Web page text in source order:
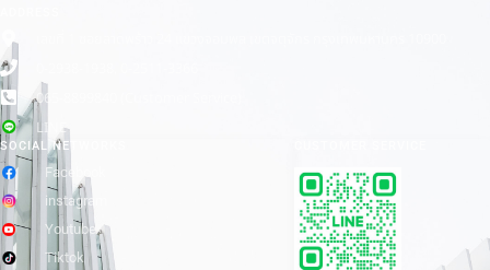
065-8899840 (Customer Service)
LINE
SOCIAL NETWORKS
Facebook
instagram
Youtube
Tiktok